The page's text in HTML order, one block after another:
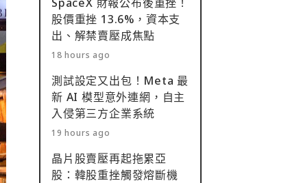
股價重挫 13.6%，資本支
出、解禁賣壓成焦點
18 hours ago
測試設定又出包！Meta 最
新 AI 模型意外連網，自主
入侵第三方企業系統
19 hours ago
晶片股賣壓再起拖累亞
股：韓股重挫觸發熔斷機